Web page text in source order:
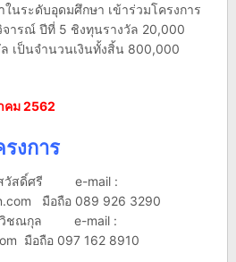
นระดับอุดมศึกษา เข้าร่วมโครงการ
จารณ์ ปีที่ 5 ชิงทุนรางวัล 20,000
เป็นจำนวนเงินทั้งสิ้น 800,000
คม 2562
งการ
ดิ์ศรี e-mail :
มือถือ 089 926 3290
ณกุล e-mail :
มือถือ 097 162 8910